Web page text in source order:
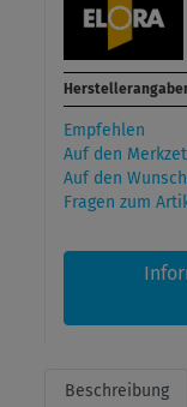
Empfehlen
Auf den
Auf den
Fragen zum
Beschreibung